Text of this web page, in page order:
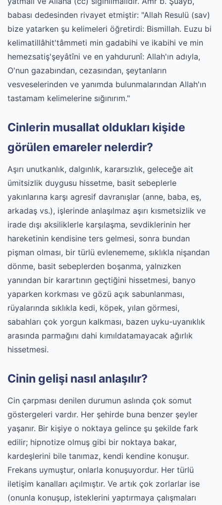
babası dedesinden rivayet etmiştir: "Allah Resulü (sav)
bize yatarken şu kelimeleri öğretirdi: Bismillah. Euzu bi
kelimatillâhit'tâmmeti min gadabihi ve ikabihi ve min
hemezsatiş'şeyâtîni ve en yahdurunî: Allah'ın adıyla,
O'nun gazabından, cezasından, şeytanların
vesveselerinden ve yanımda bulunmalarından Allah'ın
tastamam kelimelerine sığınırım."
Cinlerin musallat oldukları kişide
görülen emareler nelerdir?
Aşırı unutkanlık, dalgınlık, kararsızlık, geleceğe ait
ümitsizlik duygusu hissetme, basit sebeplerle
yakınlarına karşı agresif davranışlar (anne, baba, eş,
arkadaş vs.), işlerinde anlaşılmaz aşırı kısmetsizlik ve
irade dışı aksiliklerle karşılaşma, sevdiklerinin her
hareketinin kendisine ters gelmesi, sonra bundan
pişman olması, bir türlü evlenememe, sıklıkla nişandan
dönme, basit sebeplerden boşanma, yalnızken
yanından bir karartının geçtiğini hissetmesi, banyo
yaparken korkması ve gözü açık sabunlanması,
rüyalarında sıklıkla kedi, köpek, yılan görmesi,
sabahları çok yorgun kalkması, bazen uyku-uyanıklık
arasında parmağını dahi kımıldatamayacak ağırlık
hissetmesi.
Cinin gelişi nasıl anlaşılır?
Cin çarpması denilen durumun aslında çok somut
göstergeleri vardır. Her şehirde buna benzer şeyler
yaşanır. Bir kişiye o noktaya gelince şu şekilde fark
edilir; hipnotize olmuş gibi bir noktaya bakar,
kardeşlerini bile tanımaz, kendi kendine konuşur.
Frekans uymuştur, onlarla konuşuyordur. Her türlü
iletişim kanalları açılmıştır. Ve artık çok zorlarlar ise
(onunla konuşup, isteklerini yaptırmaya çalışmaları